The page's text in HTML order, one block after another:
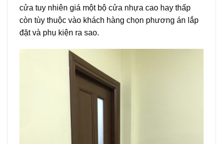
cửa tuy nhiên giá một bộ cửa nhựa cao hay thấp
còn tùy thuộc vào khách hàng chọn phương án lắp
đặt và phụ kiện ra sao.